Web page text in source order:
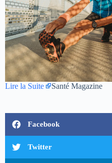
Lire la Suite Santé Magazine
Facebook
Twitter